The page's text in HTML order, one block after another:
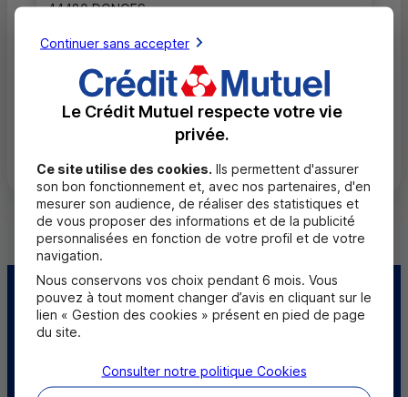
44480 DONGES
Toutes les localités
Centre d'aide Trouver une caisse
malentendants
Continuer sans accepter
Le Crédit Mutuel respecte votre vie
privée.
Ce site utilise des cookies. Ils permettent d'assurer
son bon fonctionnement et, avec nos partenaires, d'en
mesurer son audience, de réaliser des statistiques et
de vous proposer des informations et de la publicité
personnalisées en fonction de votre profil et de votre
navigation.
Nous conservons vos choix pendant 6 mois. Vous
pouvez à tout moment changer d’avis en cliquant sur le
lien « Gestion des cookies » présent en pied de page
du site.
Consulter notre politique Cookies